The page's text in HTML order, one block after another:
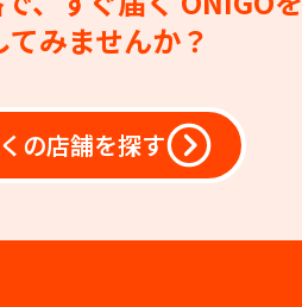
てみませんか？
の店舗を探す